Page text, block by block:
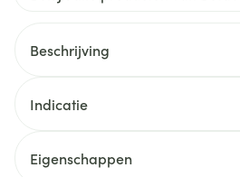
Beschrijving
Indicatie
Eigenschappen